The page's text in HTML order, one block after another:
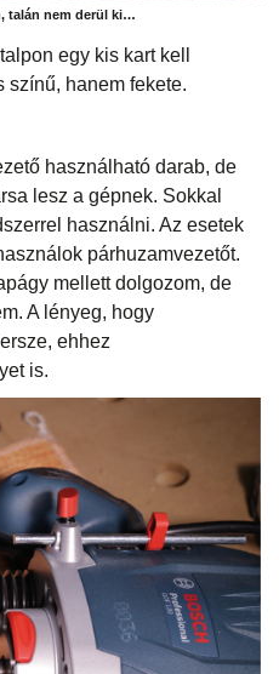
talán nem derül ki…
egy kis kart kell
színű, hanem fekete.
használható darab, de
lesz a gépnek. Sokkal
használni. Az esetek
párhuzamvezetőt.
mellett dolgozom, de
A lényeg, hogy
ehhez
is.